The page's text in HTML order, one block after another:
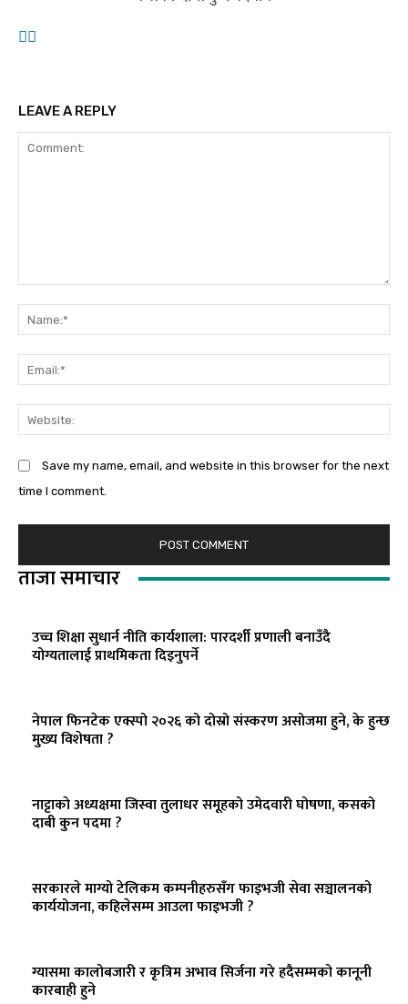
LEAVE A REPLY
Save my name, email, and website in this browser for the next
time I comment.
ताजा समाचार
उच्च शिक्षा सुधार्न नीति कार्यशाला: पारदर्शी प्रणाली बनाउँदै
योग्यतालाई प्राथमिकता दिइनुपर्ने
नेपाल फिनटेक एक्स्पो २०२६ को दोस्रो संस्करण असोजमा हुने, के हुन्छ
मुख्य विशेषता ?
नाट्टाकाे अध्यक्षमा जिस्वा तुलाधर समूहको उमेदवारी घोषणा, कसको
दाबी कुन पदमा ?
सरकारले माग्यो टेलिकम कम्पनीहरुसँग फाइभजी सेवा सञ्चालनको
कार्ययोजना, कहिलेसम्म आउला फाइभजी ?
ग्यासमा कालोबजारी र कृत्रिम अभाव सिर्जना गरे हदैसम्मको कानूनी
कारबाही हुने